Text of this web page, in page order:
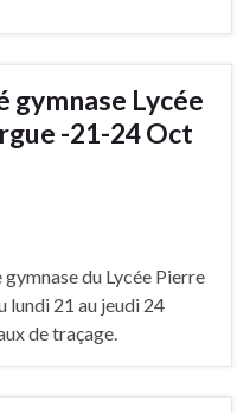
Lycée
-21-24 Oct
du Lycée Pierre
lundi 21 au jeudi 24
de traçage.